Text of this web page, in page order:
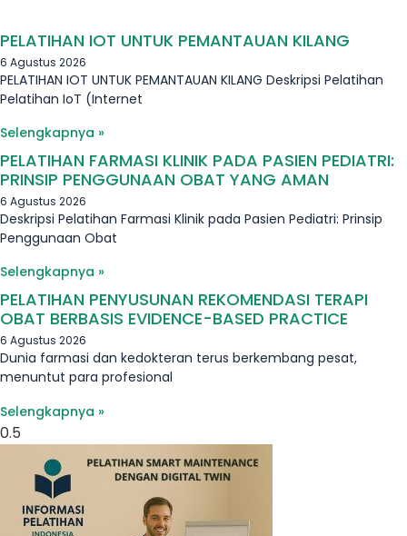
PELATIHAN IOT UNTUK PEMANTAUAN KILANG
6 Agustus 2026
PELATIHAN IOT UNTUK PEMANTAUAN KILANG Deskripsi Pelatihan
Pelatihan IoT (Internet
Selengkapnya »
PELATIHAN FARMASI KLINIK PADA PASIEN PEDIATRI:
PRINSIP PENGGUNAAN OBAT YANG AMAN
6 Agustus 2026
Deskripsi Pelatihan Farmasi Klinik pada Pasien Pediatri: Prinsip
Penggunaan Obat
Selengkapnya »
PELATIHAN PENYUSUNAN REKOMENDASI TERAPI
OBAT BERBASIS EVIDENCE-BASED PRACTICE
6 Agustus 2026
Dunia farmasi dan kedokteran terus berkembang pesat,
menuntut para profesional
Selengkapnya »